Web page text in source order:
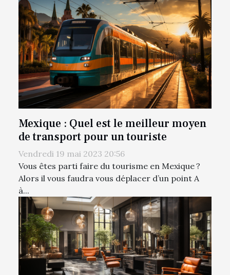
Mexique : Quel est le meilleur moyen
de transport pour un touriste
Vendredi 19 mai 2023 20:56
Vous êtes parti faire du tourisme en Mexique ?
Alors il vous faudra vous déplacer d’un point A
à...